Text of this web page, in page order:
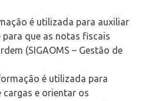
é utilizada para auxiliar
que as notas fiscais
(SIGAOMS – Gestão de
é utilizada para
e orientar os